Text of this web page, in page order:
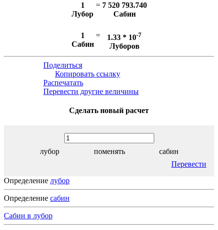
1
Лубор
= 7 520 793.740
Сабин
1
Сабин
= 1.33 * 10-7
Луборов
Поделиться
Копировать ссылку
Распечатать
Перевести другие величины
Сделать новый расчет
лубор поменять
сабин
Перевести
Определение лубор
Определение сабин
Сабин в лубор